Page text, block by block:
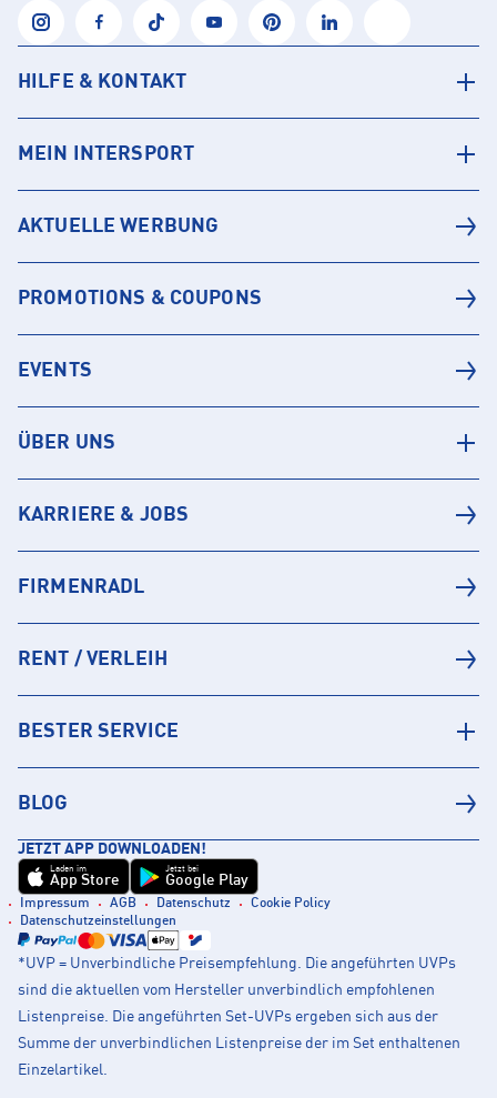
HILFE & KONTAKT
MEIN INTERSPORT
AKTUELLE WERBUNG
PROMOTIONS & COUPONS
EVENTS
ÜBER UNS
KARRIERE & JOBS
FIRMENRADL
RENT / VERLEIH
BESTER SERVICE
BLOG
JETZT APP DOWNLOADEN!
Laden im
App Store
Jetzt bei
Google Play
Impressum AGB Datenschutz
Cookie Policy
Datenschutzeinstellungen
*UVP = Unverbindliche Preisempfehlung. Die angeführten UVPs
sind die aktuellen vom Hersteller unverbindlich empfohlenen
Listenpreise. Die angeführten Set-UVPs ergeben sich aus der
Summe der unverbindlichen Listenpreise der im Set enthaltenen
Einzelartikel.